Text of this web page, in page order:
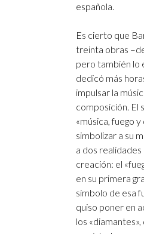
española.
Es cierto que
treinta obras
pero también lo
dedicó más
impulsar la
composición. El
«música, fuego
simbolizar a su
a dos
creación: el
en su primera
símbolo de esa
quiso poner en
los